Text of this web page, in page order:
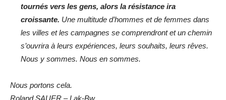
tournés vers les gens, alors la résistance ira
croissante. Une multitude d’hommes et de femmes dans
les villes et les campagnes se comprendront et un chemin
s’ouvrira à leurs expériences, leurs souhaits, leurs rêves.
Nous y sommes. Nous en sommes.
Nous portons cela.
Roland SAUER – Lak-Bw